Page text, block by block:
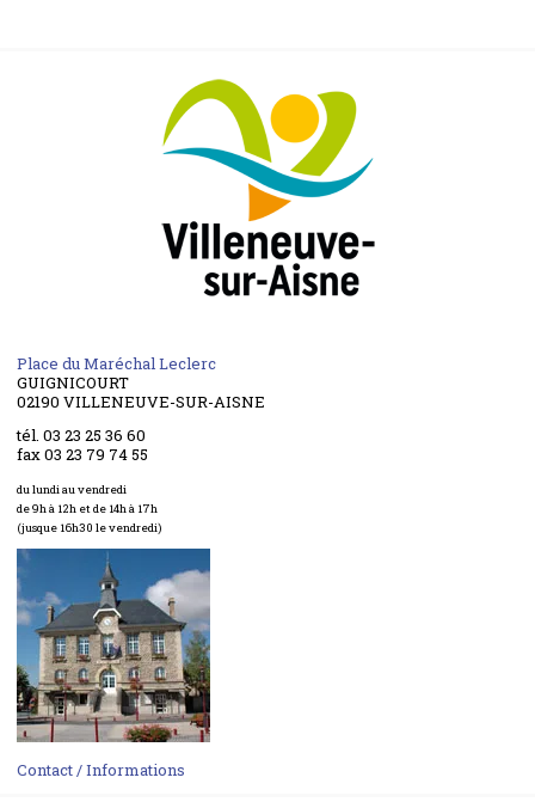
Place du Maréchal Leclerc
GUIGNICOURT
02190 VILLENEUVE-SUR-AISNE
tél. 03 23 25 36 60
fax 03 23 79 74 55
du lundi au vendredi
de 9h à 12h et de 14h à 17h
(jusque 16h30 le vendredi)
Contact / Informations